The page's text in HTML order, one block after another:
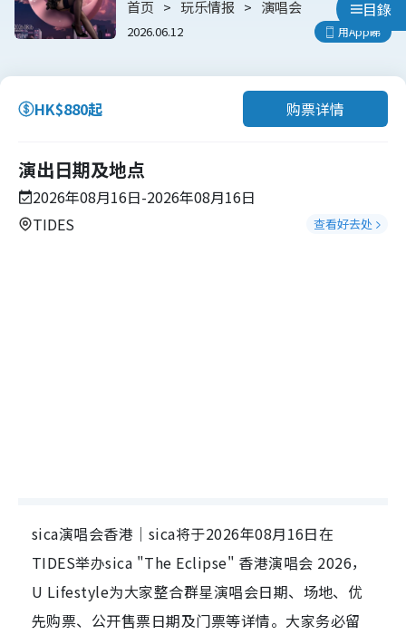
目錄
首页 玩乐情报 演唱会
2026.06.12 用App睇
HK$880起 购票详情
演出日期及地点
2026年08月16日-2026年08月16日
TIDES
查看好去处
sica演唱会香港｜sica将于2026年08月16日在
TIDES举办sica "The Eclipse" 香港演唱会 2026，
U Lifestyle为大家整合群星演唱会日期、场地、优
先购票、公开售票日期及门票等详情。大家务必留